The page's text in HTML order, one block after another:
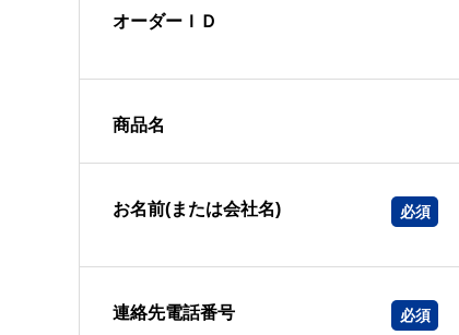
オーダーＩＤ
商品名
お名前(または会社名)
連絡先電話番号